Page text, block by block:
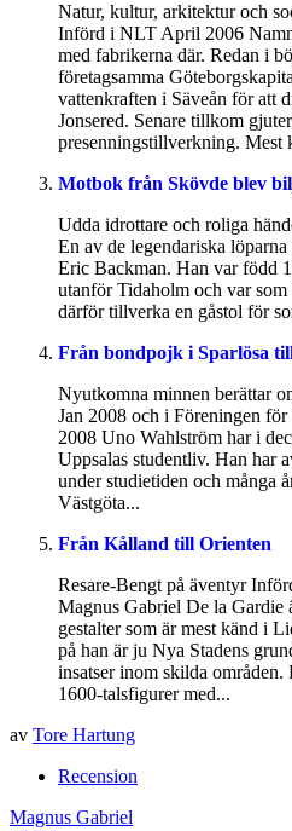
Natur, kultur, arkitektur och
Införd i NLT April 2006
med fabrikerna där. Redan i
företagsamma
vattenkraften i Säveån för att
Jonsered. Senare tillkom
presenningstillverkning. Mest
Motbok från Skövde blev
Udda idrottare och roliga
En av de legendariska
Eric Backman. Han var född
utanför Tidaholm och var
därför tillverka en gåstol för
Från bondpojk i Sparlösa
Nyutkomna minnen berättar
Jan 2008 och i Föreningen
2008 Uno Wahlström har i
Uppsalas studentliv. Han har
under studietiden och många
Västgöta...
Från Kålland till Orienten
Resare-Bengt på äventyr
Magnus Gabriel De la Gardie
gestalter som är mest känd i
på han är ju Nya Stadens
insatser inom skilda
1600-talsfigurer med...
av Tore Hartung
Recension
Inläggsnavigering
Magnus Gabriel